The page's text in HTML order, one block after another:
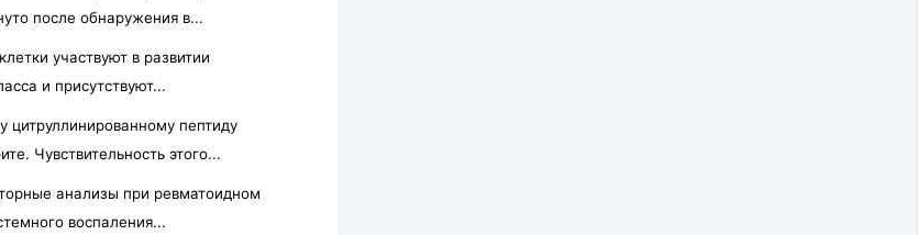
после обнаружения в...
участвуют в развитии
и присутствуют...
цитруллинированному пептиду
Чувствительность этого...
анализы при ревматоидном
воспаления...